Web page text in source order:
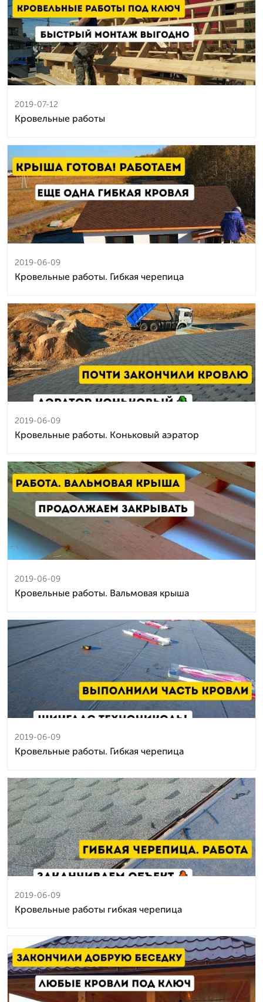
2019-07-12
Кровельные работы
2019-06-09
Кровельные работы. Гибкая черепица
2019-06-09
Кровельные работы. Коньковый аэратор
2019-06-09
Кровельные работы. Вальмовая крыша
2019-06-09
Кровельные работы. Гибкая черепица
2019-06-09
Кровельные работы гибкая черепица